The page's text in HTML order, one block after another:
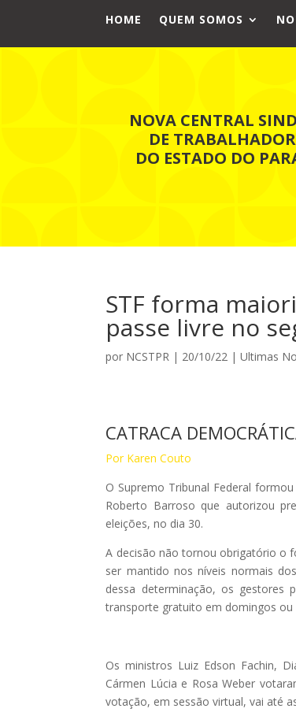
HOME QUEM SOMOS
NOVA CENTRAL
DE
DO ESTADO DO
STF forma
passe livre no
por NCSTPR | 20/10/22 |Ultimas
CATRACA
Por Karen Couto
O Supremo Tribunal Federal
Roberto Barroso que autorizou
eleições, no dia 30.
A decisão não tornou obrigatório o
ser mantido nos níveis normais
dessa determinação, os gestores
transporte gratuito em domingos
Os ministros Luiz Edson Fachin,
Cármen Lúcia e Rosa Weber
votação, em sessão virtual, vai até